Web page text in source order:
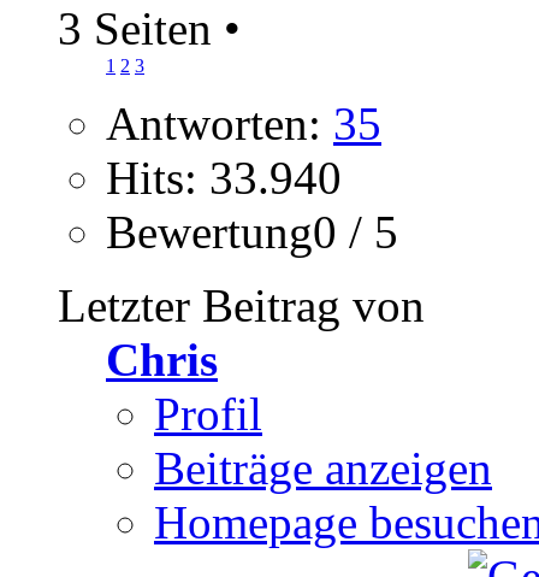
3 Seiten •
1 2 3
Antworten: 35
Hits: 33.940
Bewertung0 / 5
Letzter Beitrag von
Chris
Profil
Beiträge anzeigen
Homepage